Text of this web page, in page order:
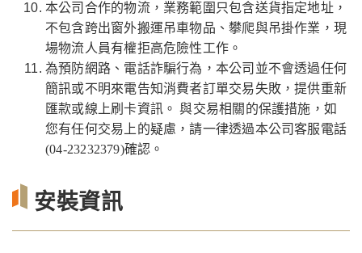
本公司合作的物流，業務範圍只包含送貨指定地址，
不包含跨出窗外搬運吊車物品、攀爬與吊掛作業，現
場物流人員有權拒高危險性工作。
為預防網路、電話詐騙行為，本公司並不會透過任何
簡訊或不明來電告知消費者訂單交易失敗，提供重新
匯款或線上刷卡資訊。 與交易相關的保護措施，如
您有任何交易上的疑慮，請一律透過本公司客服電話
(04-23232379)確認。
安裝資訊